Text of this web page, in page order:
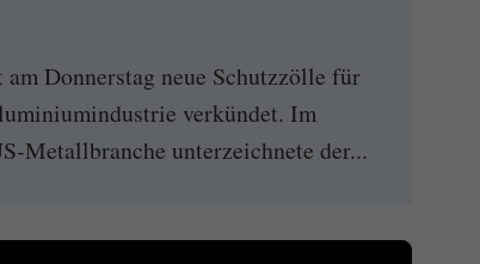
Donnerstag neue Schutzzölle für
verkündet. Im
Metallbranche unterzeichnete der...